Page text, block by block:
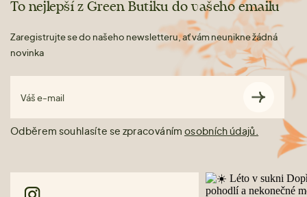
To nejlepší z Green Butiku do vašeho emailu
Zaregistrujte se do našeho newsletteru, ať vám neunikne žádná
novinka
Váš e-mail
Odběrem souhlasíte se zpracováním osobních údajů.